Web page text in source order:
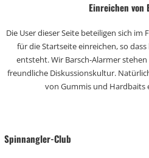
Einreichen von
Die User dieser Seite beteiligen sich
für die Startseite einreichen, so
entsteht. Wir Barsch-Alarmer
freundliche Diskussionskultur.
von Gummis und Hardbaits
Spinnangler-Club